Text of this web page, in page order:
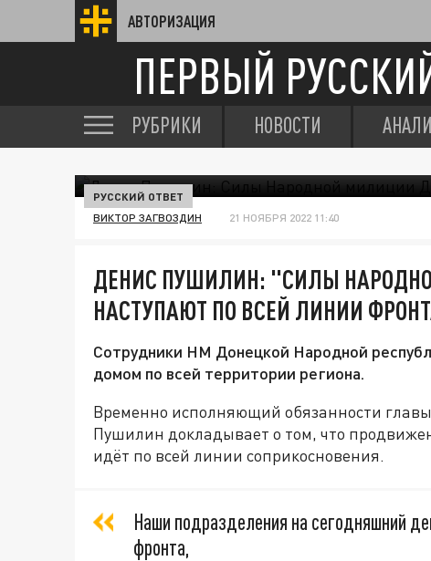
АВТОРИЗАЦИЯ
ПЕРВЫЙ
РУБРИКИ НОВОСТИ
РУССКИЙ ОТВЕТ
ВИКТОР ЗАГВОЗДИН 21 НОЯБРЯ 2022 11:40
ДЕНИС ПУШИЛИН: "СИЛЫ
НАСТУПАЮТ ПО ВСЕЙ ЛИНИИ
Сотрудники НМ Донецкой Народной
домом по всей территории региона.
Временно исполняющий обязанности
Пушилин докладывает о том, что
идёт по всей линии соприкосновения.
Наши подразделения на сегодняшний
фронта,